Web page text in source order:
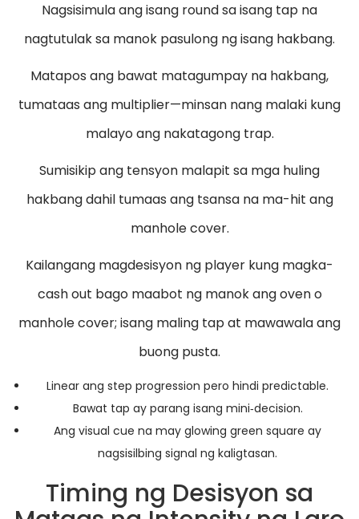
Nagsisimula ang isang round sa isang tap na
nagtutulak sa manok pasulong ng isang hakbang.
Matapos ang bawat matagumpay na hakbang,
tumataas ang multiplier—minsan nang malaki kung
malayo ang nakatagong trap.
Sumisikip ang tensyon malapit sa mga huling
hakbang dahil tumaas ang tsansa na ma-hit ang
manhole cover.
Kailangang magdesisyon ng player kung magka-
cash out bago maabot ng manok ang oven o
manhole cover; isang maling tap at mawawala ang
buong pusta.
Linear ang step progression pero hindi predictable.
Bawat tap ay parang isang mini‑decision.
Ang visual cue na may glowing green square ay
nagsisilbing signal ng kaligtasan.
Timing ng Desisyon sa